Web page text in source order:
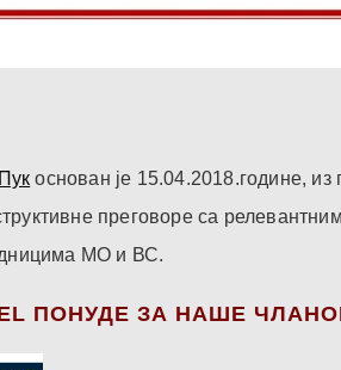
основан је 15.04.2018.године,
преговоре са
МО и ВС.
ПОНУДЕ ЗА НАШЕ